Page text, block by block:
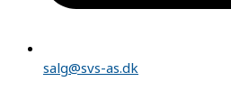
salg@svs-as.dk